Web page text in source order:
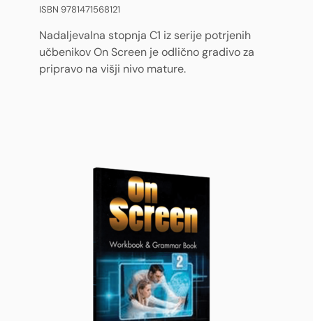
ISBN 9781471568121
Nadaljevalna stopnja C1 iz serije potrjenih
učbenikov On Screen je odlično gradivo za
pripravo na višji nivo mature.